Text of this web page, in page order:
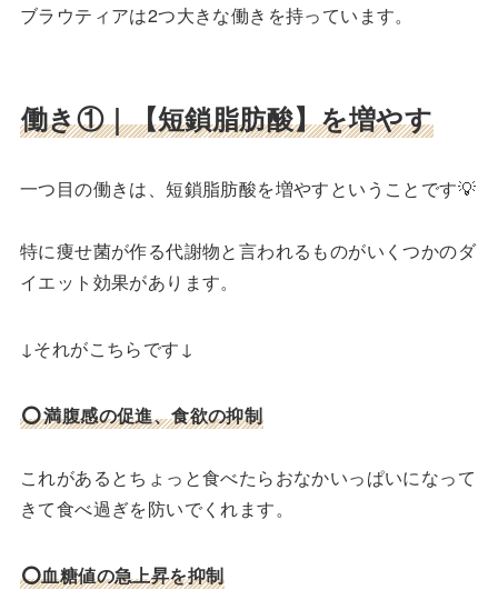
ブラウティアは2つ大きな働きを持っています。
働き①｜【短鎖脂肪酸】を増やす
一つ目の働きは、短鎖脂肪酸を増やすということです💡
特に痩せ菌が作る代謝物と言われるものがいくつかのダ
イエット効果があります。
↓それがこちらです↓
⭕️満腹感の促進、食欲の抑制
これがあるとちょっと食べたらおなかいっぱいになって
きて食べ過ぎを防いでくれます。
⭕️血糖値の急上昇を抑制